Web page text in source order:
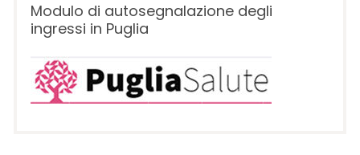
Modulo di autosegnalazione degli
ingressi in Puglia